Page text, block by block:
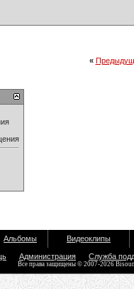
«
Альбомы Видеоклипы
Администрация Служба
Все права защищены © 2007-2026